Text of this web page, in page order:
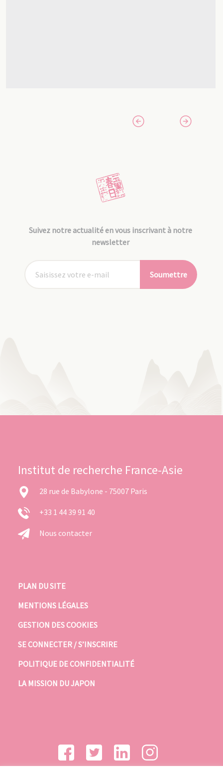
Suivez notre actualité en vous inscrivant à notre
newsletter
Soumettre
Institut de recherche France-Asie
28 rue de Babylone - 75007 Paris
+33 1 44 39 91 40
Nous contacter
PLAN DU SITE
MENTIONS LÉGALES
GESTION DES COOKIES
SE CONNECTER / S’INSCRIRE
POLITIQUE DE CONFIDENTIALITÉ
LA MISSION DU JAPON